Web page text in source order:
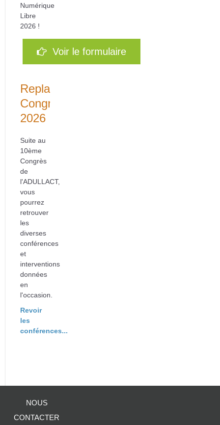
Numérique
Libre
2026 !
Voir le formulaire
Replays
Congrès
2026
Suite au
10ème
Congrès
de
l'ADULLACT,
vous
pourrez
retrouver
les
diverses
conférences
et
interventions
données
en
l'occasion.
Revoir
les
conférences...
NOUS
CONTACTER